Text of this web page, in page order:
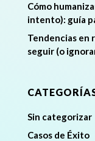
Cómo
intento): guía
Tendencias en
seguir (o
Sin categorizar
Casos de Éxito